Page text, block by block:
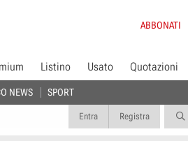
ABBONATI
NEWS SPORT
Listino Usato Quotazioni
Entra Registra